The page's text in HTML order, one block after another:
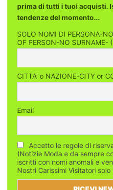
prima di tutti i tuoi acquisti.
tendenze del momento...
SOLO NOMI DI PERSONA-
OF PERSON-NO SURNAME-
CITTA' o NAZIONE-CITY or
Email
Accetto le regole di
(Notizie Moda e da sempre
iscritti con nomi anomali e
Nostri Carissimi Visitatori